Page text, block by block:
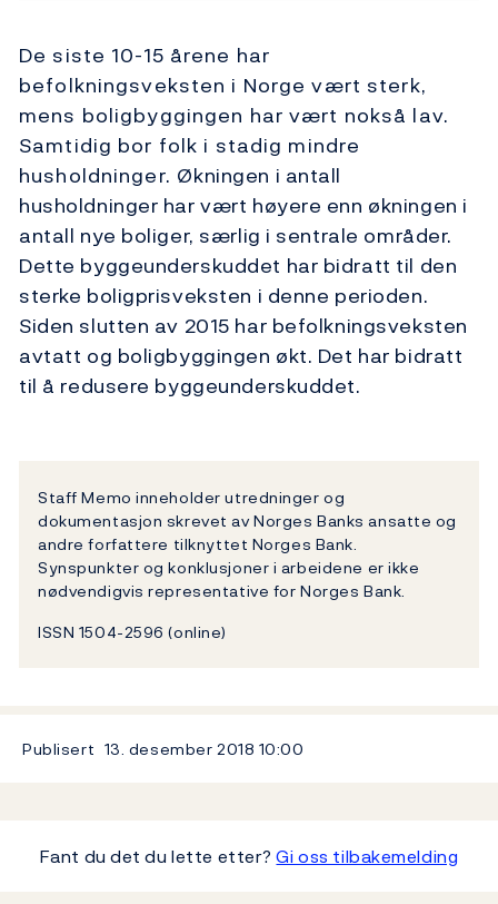
De siste 10-15 årene har
befolkningsveksten i Norge vært sterk,
mens boligbyggingen har vært nokså lav.
Samtidig bor folk i stadig mindre
husholdninger. Økningen i antall
husholdninger har vært høyere enn økningen i
antall nye boliger, særlig i sentrale områder.
Dette byggeunderskuddet har bidratt til den
sterke boligprisveksten i denne perioden.
Siden slutten av 2015 har befolkningsveksten
avtatt og boligbyggingen økt. Det har bidratt
til å redusere byggeunderskuddet.
Staff Memo inneholder utredninger og
dokumentasjon skrevet av Norges Banks ansatte og
andre forfattere tilknyttet Norges Bank.
Synspunkter og konklusjoner i arbeidene er ikke
nødvendigvis representative for Norges Bank.
ISSN 1504-2596 (online)
Publisert 13. desember 2018 10:00
Fant du det du lette etter?Gi oss tilbakemelding